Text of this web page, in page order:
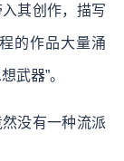
其创作，描写
的作品大量涌
武器”。
没有一种流派